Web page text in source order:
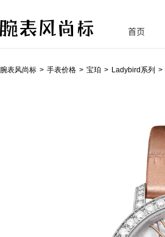
首页
腕表风尚标 手表价格 宝珀 Ladybird系列